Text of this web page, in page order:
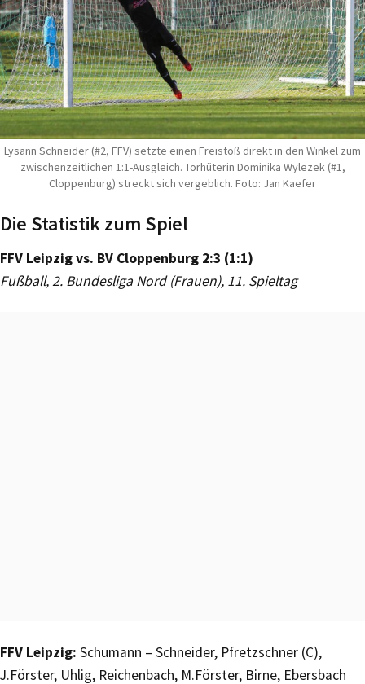
Lysann Schneider (#2, FFV) setzte einen Freistoß direkt in den Winkel zum
zwischenzeitlichen 1:1-Ausgleich. Torhüterin Dominika Wylezek (#1,
Cloppenburg) streckt sich vergeblich. Foto: Jan Kaefer
Die Statistik zum Spiel
FFV Leipzig vs. BV Cloppenburg 2:3 (1:1)
Fußball, 2. Bundesliga Nord (Frauen), 11. Spieltag
FFV Leipzig: Schumann – Schneider, Pfretzschner (C),
J.Förster, Uhlig, Reichenbach, M.Förster, Birne, Ebersbach